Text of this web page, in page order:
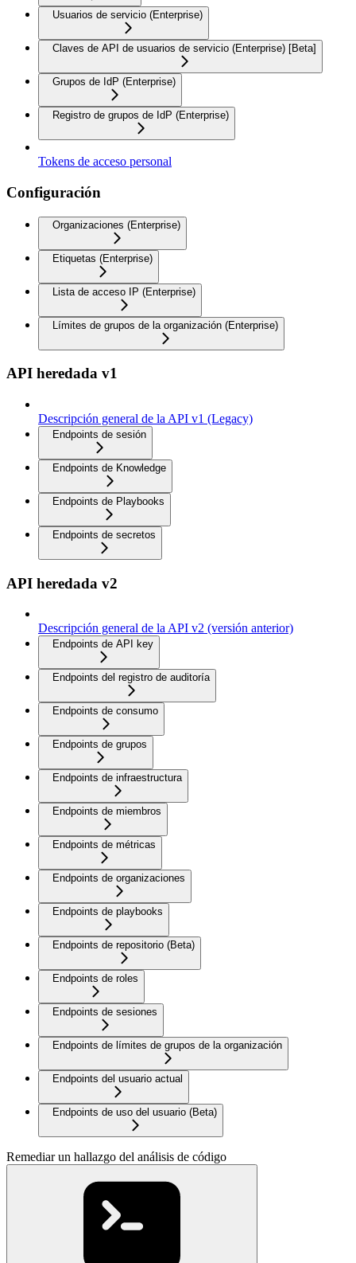
Usuarios de servicio (Enterprise)
Claves de API de usuarios de servicio (Enterprise) [Beta]
Grupos de IdP (Enterprise)
Registro de grupos de IdP (Enterprise)
Tokens de acceso personal
Configuración
Organizaciones (Enterprise)
Etiquetas (Enterprise)
Lista de acceso IP (Enterprise)
Límites de grupos de la organización (Enterprise)
API heredada v1
Descripción general de la API v1 (Legacy)
Endpoints de sesión
Endpoints de Knowledge
Endpoints de Playbooks
Endpoints de secretos
API heredada v2
Descripción general de la API v2 (versión anterior)
Endpoints de API key
Endpoints del registro de auditoría
Endpoints de consumo
Endpoints de grupos
Endpoints de infraestructura
Endpoints de miembros
Endpoints de métricas
Endpoints de organizaciones
Endpoints de playbooks
Endpoints de repositorio (Beta)
Endpoints de roles
Endpoints de sesiones
Endpoints de límites de grupos de la organización
Endpoints del usuario actual
Endpoints de uso del usuario (Beta)
Remediar un hallazgo del análisis de código